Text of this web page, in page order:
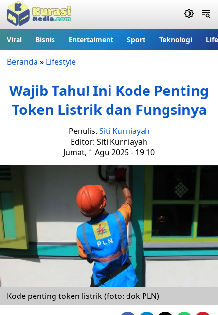
Viral Bisnis Entertaiment Sport Teknologi
Beranda » Lifestyle
Wajib Tahu! Ini Kode Penting
Token Listrik dan Fungsinya
Penulis: Siti Kurniayah
Editor: Siti Kurniayah
Jumat, 1 Agu 2025 - 19:10
Kode penting token listrik (foto: dok PLN)